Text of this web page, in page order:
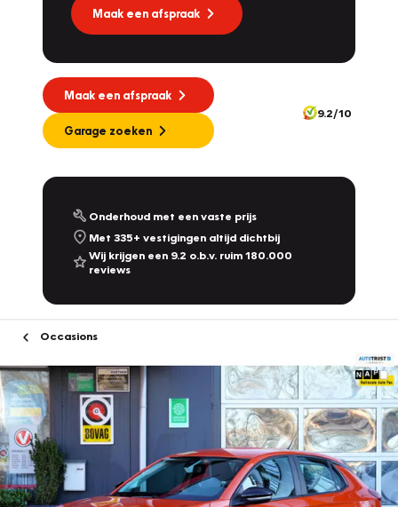
Maak een afspraak
Maak een afspraak
Garage zoeken
9.2/10
Onderhoud met een vaste prijs
Met 335+ vestigingen altijd dichtbij
Wij krijgen een 9.2 o.b.v. ruim 180.000
reviews
Occasions